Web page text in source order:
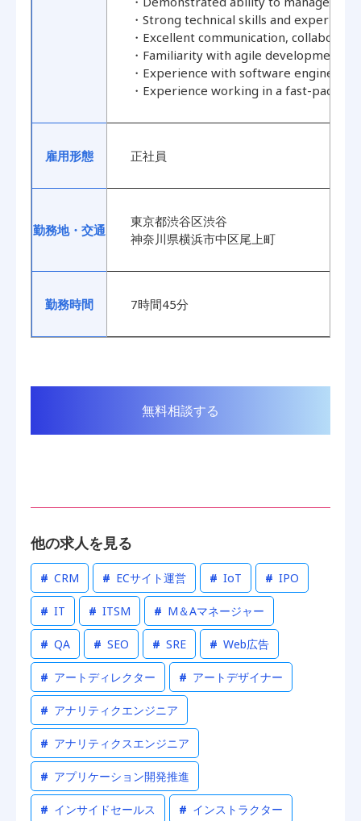
・Strong technical skills and
・Excellent communication,
・Familiarity with agile development
・Experience with software
・Experience working in a fast-
雇用形態 正社員
勤務地・交通
東京都渋谷区渋谷
神奈川県横浜市中区尾上町
勤務時間 7時間45分
無料相談する
他の求人を見る
# CRM # ECサイト運営 # IoT # IPO
# IT # ITSM # M＆Aマネージャー
# QA # SEO # SRE # Web広告
# アートディレクター # アートデザイナー
# アナリティクエンジニア
# アナリティクスエンジニア
# アプリケーション開発推進
# インサイドセールス # インストラクター